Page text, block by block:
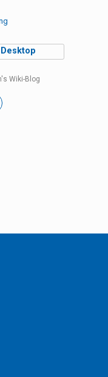
Desktop
Wiki-Blog